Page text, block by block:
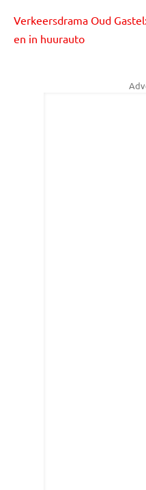
Verkeersdrama Oud
en in huurauto